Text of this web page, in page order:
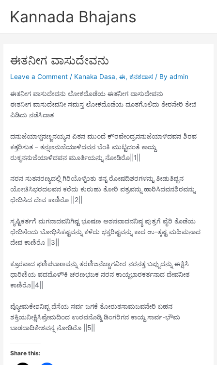
Kannada Bhajans
ಈತನೀಗ ವಾಸುದೇವನು
Leave a Comment / Kanaka Dasa,ಈ,ಕನಕದಾಸ / Byadmin
ಈತನೀಗ ವಾಸುದೇವನು ಲೋಕದೊಡೆಯ ಈತನೀಗ ವಾಸುದೇವನು
ಈತನೀಗ ವಾಸುದೇವನೀ ಸಮಸ್ತ ಲೋಕದೊಡೆಯ ದೂತಗೊಲಿದು ತೇರನೇರಿ ತೇಜಿ
ಪಿಡಿದು ನಡೆಸಿದಾತ
ದನುಜೆಯಾಳ್ದನಣ್ಣನಯ್ಯನ ಪಿತನ ಮುಂದೆ ಕೌರವೇಂದ್ರನನುಜೆಯಾಳಿದವನ ಶಿರವ
ಕತ್ತರಿಸುತ – ತನ್ನಅನುಜೆಯಾಳಿದವನ ಬೆಂಕಿ ಮುಟ್ಟದಂತೆ ಕಾಯ್ದ
ರುಕ್ಮನನುಜೆಯಾಳಿದವನ ಮೂರ್ತಿಯನ್ನು ನೋಡಿರೊ||1||
ನರನ ಸುತನರಣ್ಯದಲ್ಲಿ ಗಿರಿಯೊಳ್ನಿಂತು ತನ್ನ ರೋಷದಿಶರಗಳನ್ನು ತೀಡುತಿಪ್ಪನ
ಯೋಚಿಸಿಭರದಲವನ ಕರೆದು ಕುರುಹು ತೋರಿ ಪತ್ರವನ್ನು ಹಾರಿಸಿದವನಶಿರವನ್ನು
ಛೇದಿಸಿದ ದೇವ ಕಾಣಿರೊ ||2||
ಸೃಷ್ಟಿಕರ್ತಗೆ ಮಗನಾದವನಿಗಿಷ್ಟ ಭೂಷಣ ಅಶನವಾದನನಿಷ್ಠ ಪುತ್ರಗೆ ವೈರಿ ತೊಡೆಯ
ಛೇದಿಸೆಂದು ಬೋಧಿಸಿಕಷ್ಟವನ್ನು ಕಳೆದು ಭಕ್ತರಿಷ್ಟವನ್ನು ಕಾದ ಉ-ತ್ಕಷ್ಟ ಮಹಿಮನಾದ
ದೇವ ಕಾಣಿರೊ ||3||
ಕ್ರೂರವಾದ ಫಣಿಪಬಾಣವನ್ನು ತರಣಿಜನೆಚ್ಚಾಗವೀರ ನರನತ್ತ ಬಪ್ಪುದನ್ನು ಈಕ್ಷಿಸಿ
ಧಾರಿಣಿಯ ಪದದೊಳೌಕಿ ಚರಣಭಜಕ ನರನ ಕಾಯ್ದಭಾರಕರ್ತನಾದ ದೇವನೀತ
ಕಾಣಿರೊ||4||
ವ್ಯೋಮಕೇಶನಿಪ್ಪ ದೆಸೆಯ ಸರ್ವ ಜಗಕೆ ತೋರುತಸಾಮಜವನೇರಿ ಬಹನ
ಶಕ್ತಿಯನೀಕ್ಷಿಸಿಪ್ರೇಮದಿಂದ ಉರವನೊಡ್ಡಿ ಡಿಂಗರಿಗನ ಕಾಯ್ದ ಸಾರ್ವ-ಭೌಮ
ಬಾಡದಾದಿಕೇಶವನ್ನ ನೋಡಿರೊ ||5||
Share this: